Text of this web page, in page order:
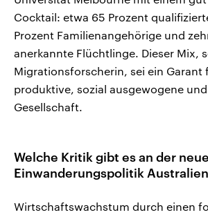
Cocktail: etwa 65 Prozent
Prozent Familienangehörige und
anerkannte Flüchtlinge. Dieser Mix,
Migrationsforscherin, sei ein Garant
produktive, sozial ausgewogene
Gesellschaft.
Welche Kritik gibt es an der
Einwanderungspolitik
Wirtschaftswachstum durch einen